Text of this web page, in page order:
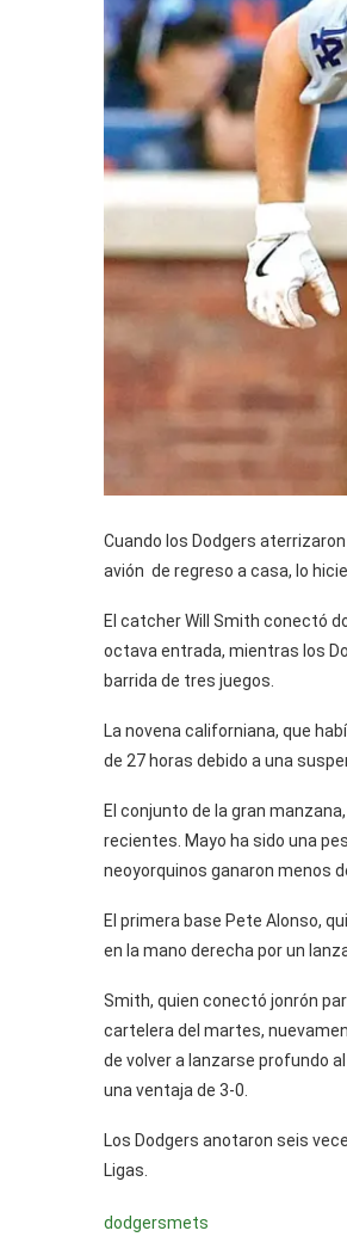
Cuando los Dodgers
avión de regreso a casa, lo
El catcher Will Smith conectó
octava entrada, mientras los
barrida de tres juegos.
La novena californiana, que
de 27 horas debido a una
El conjunto de la gran
recientes. Mayo ha sido una
neoyorquinos ganaron menos
El primera base Pete Alonso,
en la mano derecha por un
Smith, quien conectó jonrón
cartelera del martes,
de volver a lanzarse profundo
una ventaja de 3-0.
Los Dodgers anotaron seis
Ligas.
dodgersmets